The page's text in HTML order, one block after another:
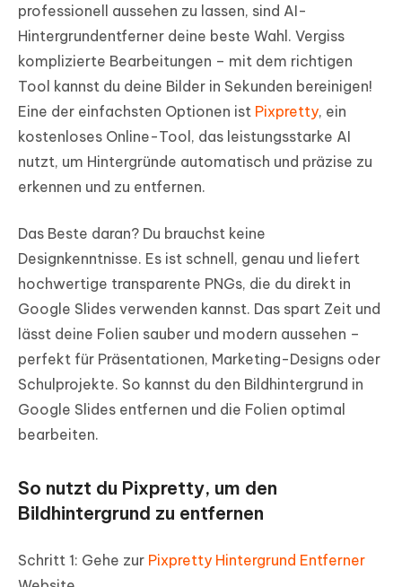
professionell aussehen zu lassen, sind AI-
Hintergrundentferner deine beste Wahl. Vergiss
komplizierte Bearbeitungen – mit dem richtigen
Tool kannst du deine Bilder in Sekunden bereinigen!
Eine der einfachsten Optionen ist Pixpretty, ein
kostenloses Online-Tool, das leistungsstarke AI
nutzt, um Hintergründe automatisch und präzise zu
erkennen und zu entfernen.
Das Beste daran? Du brauchst keine
Designkenntnisse. Es ist schnell, genau und liefert
hochwertige transparente PNGs, die du direkt in
Google Slides verwenden kannst. Das spart Zeit und
lässt deine Folien sauber und modern aussehen –
perfekt für Präsentationen, Marketing-Designs oder
Schulprojekte. So kannst du den Bildhintergrund in
Google Slides entfernen und die Folien optimal
bearbeiten.
So nutzt du Pixpretty, um den
Bildhintergrund zu entfernen
Schritt 1: Gehe zur Pixpretty Hintergrund Entferner